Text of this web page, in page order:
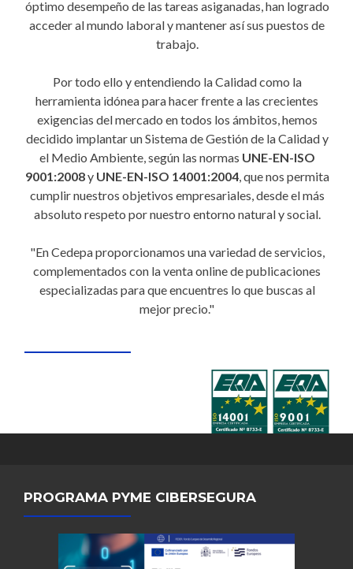
óptimo desempeño de las tareas asiganadas, han logrado
acceder al mundo laboral y mantener así sus puestos de
trabajo.
Por todo ello y entendiendo la Calidad como la
herramienta idónea para hacer frente a las crecientes
exigencias del mercado en todos los ámbitos, hemos
decidido implantar un Sistema de Gestión de la Calidad y
el Medio Ambiente, según las normas UNE-EN-ISO
9001:2008y UNE-EN-ISO 14001:2004, que nos permita
cumplir nuestros objetivos empresariales, desde el más
absoluto respeto por nuestro entorno natural y social.
"En Cedepa proporcionamos una variedad de servicios,
complementados con la venta online de publicaciones
especializadas para que encuentres lo que buscas al
mejor precio."
PROGRAMA PYME CIBERSEGURA